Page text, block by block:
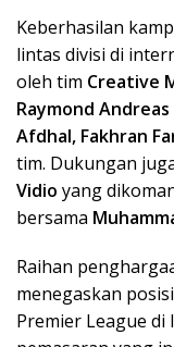
Keberhasilan
lintas divisi di
oleh tim Creative
Raymond
Afdhal, Fakhran
tim. Dukungan
Vidio yang
bersama
Raihan
menegaskan
Premier League di